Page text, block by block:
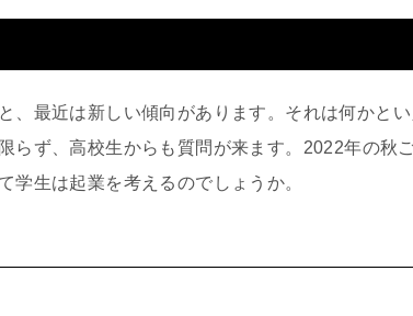
、最近は新しい傾向があります。それは何かと
らず、高校生からも質問が来ます。2022年の秋
学生は起業を考えるのでしょうか。